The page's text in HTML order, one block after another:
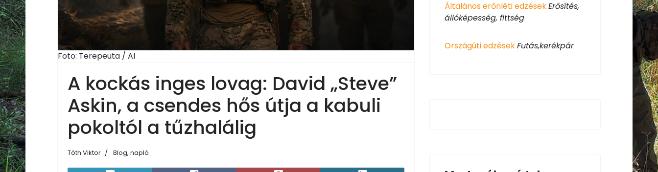
Foto: Terepeuta / AI
A kockás inges lovag: David „Steve”
Askin, a csendes hős útja a kabuli
pokoltól a tűzhalálig
Tóth Viktor Blog, napló
Általános erőnléti edzésekErősítés,
állóképesség, fittség
Országúti edzésekFutás,kerékpár